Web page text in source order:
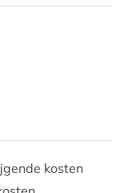
kosten